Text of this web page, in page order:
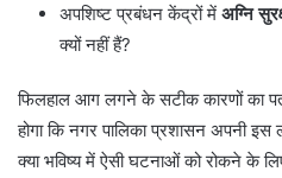
​अपशिष्ट प्रबंधन केंद्रों में अग्नि
क्यों नहीं हैं?
​फिलहाल आग लगने के सटीक कारणों का
होगा कि नगर पालिका प्रशासन अपनी इस
क्या भविष्य में ऐसी घटनाओं को रोकने के